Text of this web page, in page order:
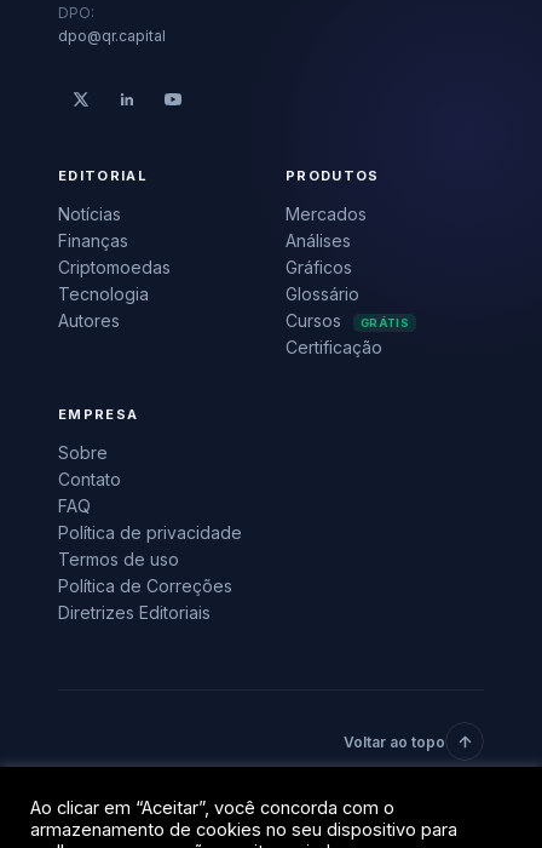
DPO:
dpo@qr.capital
EDITORIAL
Notícias
Finanças
Criptomoedas
Tecnologia
Autores
PRODUTOS
Mercados
Análises
Gráficos
Glossário
Cursos
GRÁTIS
Certificação
EMPRESA
Sobre
Contato
FAQ
Política de privacidade
Termos de uso
Política de Correções
Diretrizes Editoriais
Voltar ao topo
© 2026 BlockTrends · Uma vertical do grupo QR Capital.
Todos os direitos reservados.
Ao clicar em “Aceitar”, você concorda com o
armazenamento de cookies no seu dispositivo para